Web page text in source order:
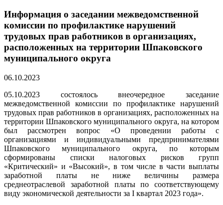
Информация о заседании межведомственной
комиссии по профилактике нарушений
трудовых прав работников в организациях,
расположенных на территории Шпаковского
муниципального округа
06.10.2023
05.10.2023 состоялось внеочередное заседание
межведомственной комиссии по профилактике нарушений
трудовых прав работников в организациях, расположенных на
территории Шпаковского муниципального округа, на котором
был рассмотрен вопрос «О проведении работы с
организациями и индивидуальными предпринимателями
Шпаковского муниципального округа, по которым
сформированы списки налоговых рисков групп
«Критический» и «Высокий», в том числе в части выплаты
заработной платы не ниже величины размера
среднеотраслевой заработной платы по соответствующему
виду экономической деятельности за I квартал 2023 года».